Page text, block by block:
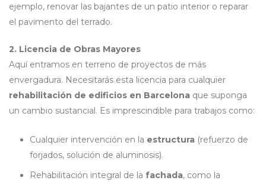
ejemplo, renovar las bajantes de un patio interior o reparar
el pavimento del terrado.
2. Licencia de Obras Mayores
Aquí entramos en terreno de proyectos de más
envergadura. Necesitarás esta licencia para cualquier
rehabilitación de edificios en Barcelona que suponga
un cambio sustancial. Es imprescindible para trabajos como:
Cualquier intervención en la estructura (refuerzo de
forjados, solución de aluminosis).
Rehabilitación integral de la fachada, como la